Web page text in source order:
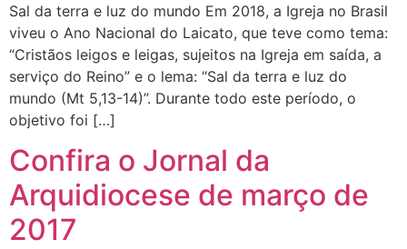
Sal da terra e luz do mundo Em 2018, a Igreja no Brasil
viveu o Ano Nacional do Laicato, que teve como tema:
“Cristãos leigos e leigas, sujeitos na Igreja em saída, a
serviço do Reino” e o lema: “Sal da terra e luz do
mundo (Mt 5,13-14)”. Durante todo este período, o
objetivo foi […]
Confira o Jornal da
Arquidiocese de março de
2017